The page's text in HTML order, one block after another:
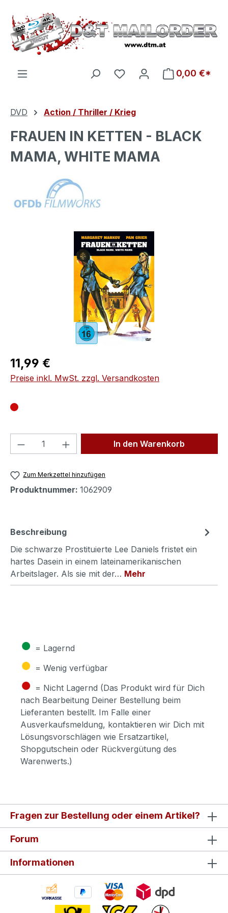
Zum Hauptinhalt springen
Du hast 0 Produkte auf
0,00 €*
DVD Action / Thriller / Krieg
FRAUEN IN KETTEN - BLACK
MAMA, WHITE MAMA
Bildergalerie überspringen
Regulärer Preis:
11,99 €
Preise inkl. MwSt. zzgl. Versandkosten
Produkt Anzahl: Gib denIn den Warenkorb
Zum Merkzettel hinzufügen
Produktnummer: 1062909
Beschreibung
Die schwarze Prostituierte Lee Daniels fristet ein
hartes Dasein in einem lateinamerikanischen
Arbeitslager. Als sie mit der… Mehr
● = Lagernd
● = Wenig verfügbar
● = Nicht Lagernd (Das Produkt wird für Dich
nach Bearbeitung Deiner Bestellung beim
Lieferanten bestellt. Im Falle einer
Ausverkaufsmeldung, kontaktieren wir Dich mit
Lösungsvorschlägen wie Ersatzartikel,
Shopgutschein oder Rückvergütung des
Warenwerts.)
Fragen zur Bestellung oder einem Artikel?
Forum
Informationen